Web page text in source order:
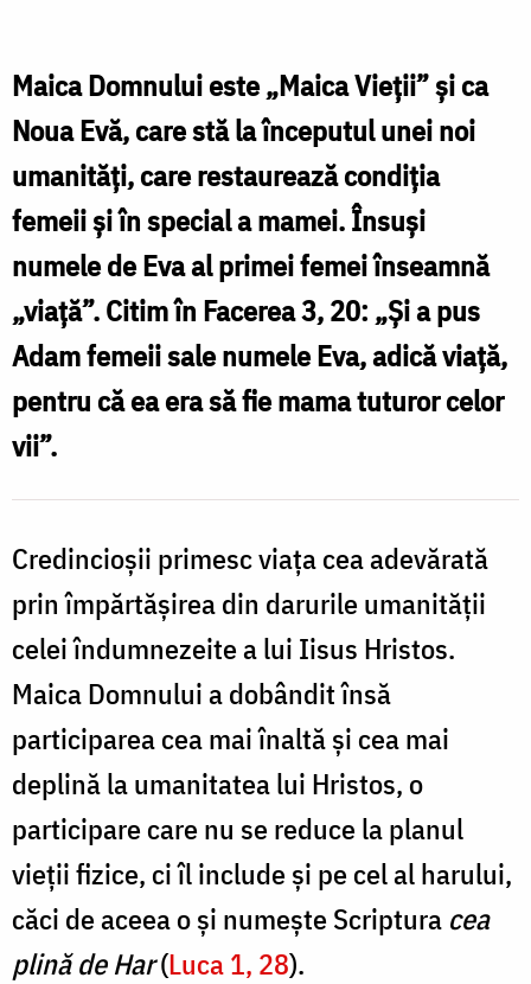
nu
numai
Maica
Mântuitorului
după
trup,
ci
„femeia”
noii
Foto:
Oana
Nechifor
Maica Domnului este „Maica Vieții” și ca
Noua Evă, care stă la începutul unei noi
umanități, care restaurează condiția
femeii și în special a mamei. Însuși
numele de Eva al primei femei înseamnă
„viață”. Citim în Facerea 3, 20: „Și a pus
Adam femeii sale numele Eva, adică viață,
pentru că ea era să fie mama tuturor celor
vii”.
Credincioșii primesc viața cea adevărată
prin împărtășirea din darurile umanității
celei îndumnezeite a lui Iisus Hristos.
Maica Domnului a dobândit însă
participarea cea mai înaltă și cea mai
deplină la umanitatea lui Hristos, o
participare care nu se reduce la planul
vieții fizice, ci îl include și pe cel al harului,
căci de aceea o și numește Scriptura cea
plină de Har(Luca 1, 28).